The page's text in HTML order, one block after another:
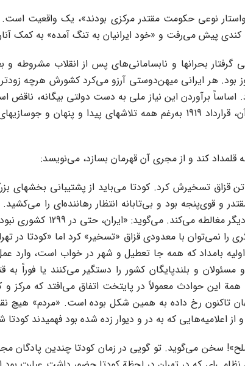
نوعی حکومت مقتدر مرکزی بودند»، یک واقعیت
کندی پیش می‌رفت و «خود ایرانیان به تنگ آمده» به کمک
است که ایران در فاصلة سالهای 1285-1299 شمسی گرفتار بحرانها و
بود. هر ایرانی میهن‌دوستی آرزو می‌کرد کشورش هرچه زودتر
اساساً برآوردن این نیاز ملی به دست دولتی بیگانه،
آزادیخواه و وطن‌دوست باشد. همانطور که کودتا، و پیش از آن،
قلمداد کند و از مجری آن قهرمان بسازد، می‌نویسد:
حتی در 1299 کشوری نبود که بشود با 600 یا حتی 3000 تن قزاق تسخیرش کرد.
و قوی‌پنجه بود و بی‌تابانه انتظار رهاننده‌ای را
نمی‌توان با معدودی قزاق «تسخیر» کرد اما «کودتا در
بامداد که همه جا تعطیل و شهر در خواب است، وارد
و بلندپایگان کشور را دستگیر می‌کنند یا فوراً
این حوادث معمولاً در پایتخت اتفاق می‌افتد که
اعلامیه‌هایی که به در و دیوار زده شده بود فهمیدند
سخن می‌گوید. تو گویی در زمان کودتا چندین پادگان